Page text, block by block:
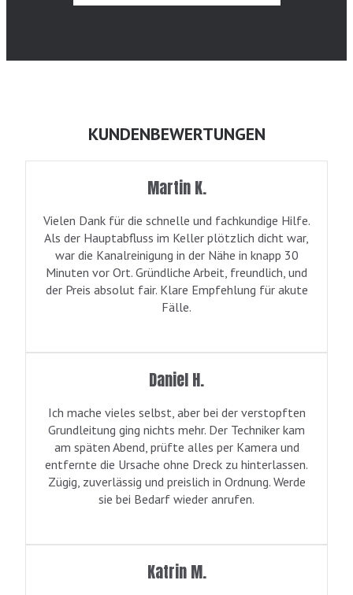
KUNDENBEWERTUNGEN
Martin K.
Vielen Dank für die schnelle und fachkundige Hilfe.
Als der Hauptabfluss im Keller plötzlich dicht war,
war die Kanalreinigung in der Nähe in knapp 30
Minuten vor Ort. Gründliche Arbeit, freundlich, und
der Preis absolut fair. Klare Empfehlung für akute
Fälle.
Daniel H.
Ich mache vieles selbst, aber bei der verstopften
Grundleitung ging nichts mehr. Der Techniker kam
am späten Abend, prüfte alles per Kamera und
entfernte die Ursache ohne Dreck zu hinterlassen.
Zügig, zuverlässig und preislich in Ordnung. Werde
sie bei Bedarf wieder anrufen.
Katrin M.